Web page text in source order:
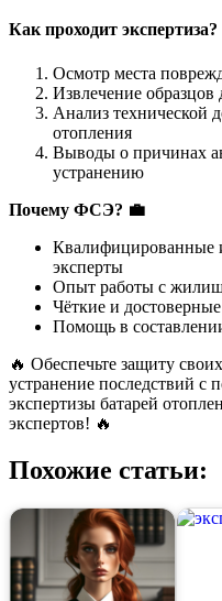
Как проходит экспертиза?
Осмотр места
Извлечение
Анализ технической
отопления
Выводы о причинах
устранению
Почему ФСЭ? 💼
Квалифицированные
эксперты
Опыт работы с
Чёткие и
Помощь в
🔥 Обеспечьте защиту
устранение последствий
экспертизы батарей
экспертов! 🔥
Похожие статьи: